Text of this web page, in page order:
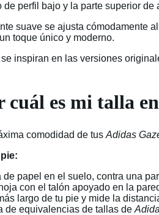
perfil bajo y la parte superior
suave se ajusta cómodamente
toque único y moderno.
se inspiran en las versiones
cuál es mi talla
comodidad de tus Adidas
papel en el suelo, contra una
con el talón apoyado en la
largo de tu pie y mide la
de equivalencias de tallas de